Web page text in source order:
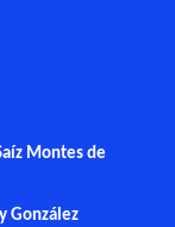
Montes de
González